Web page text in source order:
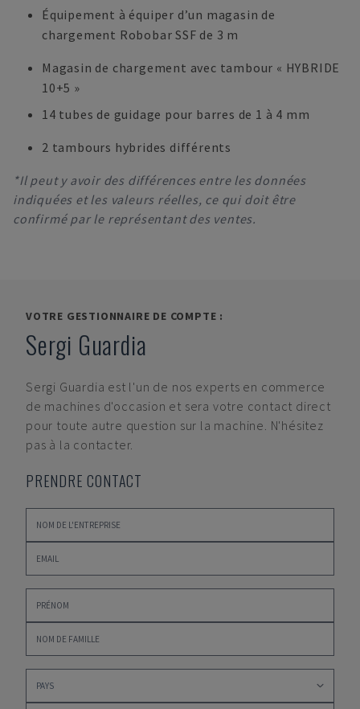
Équipement à équiper d’un magasin de
chargement Robobar SSF de 3 m
Magasin de chargement avec tambour « HYBRIDE
10+5 »
14 tubes de guidage pour barres de 1 à 4 mm
2 tambours hybrides différents
*Il peut y avoir des différences entre les données
indiquées et les valeurs réelles, ce qui doit être
confirmé par le représentant des ventes.
VOTRE GESTIONNAIRE DE COMPTE :
Sergi Guardia
Sergi Guardia est l'un de nos experts en commerce
de machines d'occasion et sera votre contact direct
pour toute autre question sur la machine. N'hésitez
pas à la contacter.
PRENDRE CONTACT